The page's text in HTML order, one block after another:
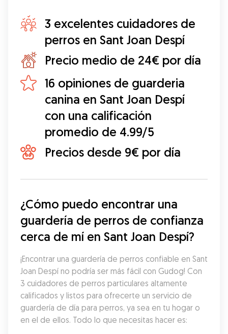
3 excelentes cuidadores de
perros en Sant Joan Despí
Precio medio de 24€ por día
16 opiniones de guarderia
canina en Sant Joan Despí
con una calificación
promedio de 4.99/5
Precios desde 9€ por día
¿Cómo puedo encontrar una
guardería de perros de confianza
cerca de mí en Sant Joan Despí?
¡Encontrar una guardería de perros confiable en Sant
Joan Despí no podría ser más fácil con Gudog! Con
3 cuidadores de perros particulares altamente
calificados y listos para ofrecerte un servicio de
guardería de día para perros, ya sea en tu hogar o
en el de ellos. Todo lo que necesitas hacer es: